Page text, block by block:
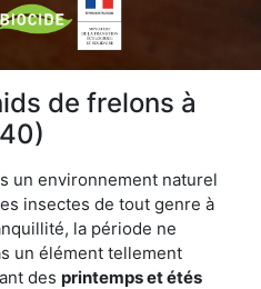
de frelons à
un environnement naturel
insectes de tout genre à
la période ne
un élément tellement
des printemps et étés